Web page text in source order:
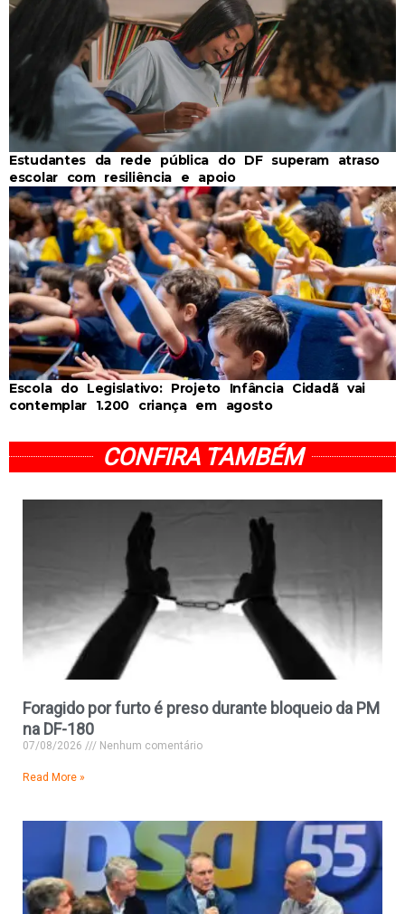
Estudantes da rede pública do DF superam atraso
escolar com resiliência e apoio
Escola do Legislativo: Projeto Infância Cidadã vai
contemplar 1.200 criança em agosto
CONFIRA TAMBÉM
Foragido por furto é preso durante bloqueio da PM
na DF-180
07/08/2026 Nenhum comentário
Read More »